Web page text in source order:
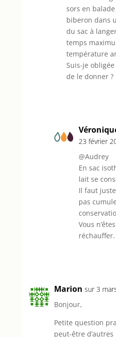
sors en
biberon dans
du sac à
temps
température
Suis-je
de le donner ?
23 février
@Audrey
En sac
lait se
Il faut
pas
Vous
réchauffer.
Marion sur 3
Bonjour,
Petite question
peut-être d’autres